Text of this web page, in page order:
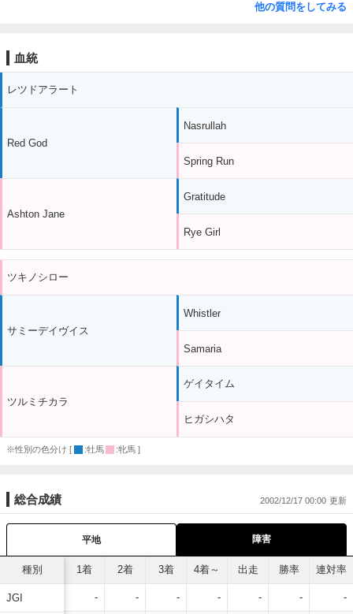
他の質問をしてみる
血統
レツドアラート
Red God
Ashton Jane
Nasrullah
Spring Run
Gratitude
Rye Girl
ツキノシロー
サミーデイヴイス
ツルミチカラ
Whistler
Samaria
ゲイタイム
ヒガシハタ
※性別の色分け [ :牡馬 :牝馬 ]
総合成績 2002/12/17 00:00
平地 障害
種別
JGI
1着 2着 3着 4着～ 出走 勝率 連対率
- - - - - - -